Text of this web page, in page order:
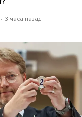
3 часа назад